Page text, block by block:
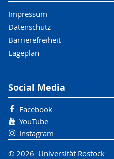
Impressum
Datenschutz
Barrierefreiheit
Lageplan
Social Media
Facebook
YouTube
Instagram
© 2026 Universität Rostock